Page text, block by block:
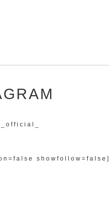
showfollow=false]